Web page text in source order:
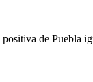
de Puebla